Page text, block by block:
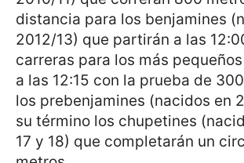
distancia para los benjamines
2012/13) que partirán a las
carreras para los más
a las 12:15 con la prueba de
los prebenjamines (nacidos en
su término los chupetines
17 y 18) que completarán un